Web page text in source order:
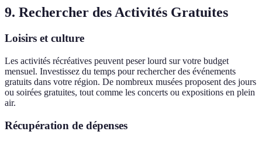
9. Rechercher des Activités Gratuites
Loisirs et culture
Les activités récréatives peuvent peser lourd sur votre budget
mensuel. Investissez du temps pour rechercher des événements
gratuits dans votre région. De nombreux musées proposent des jours
ou soirées gratuites, tout comme les concerts ou expositions en plein
air.
Récupération de dépenses